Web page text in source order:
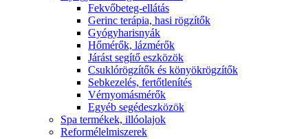
Fekvőbeteg-ellátás
Gerinc terápia, hasi rögzítők
Gyógyharisnyák
Hőmérők, lázmérők
Járást segítő eszközök
Csuklórögzítők és könyökrögzítők
Sebkezelés, fertőtlenítés
Vérnyomásmérők
Egyéb segédeszközök
Spa termékek, illóolajok
Reformélelmiszerek